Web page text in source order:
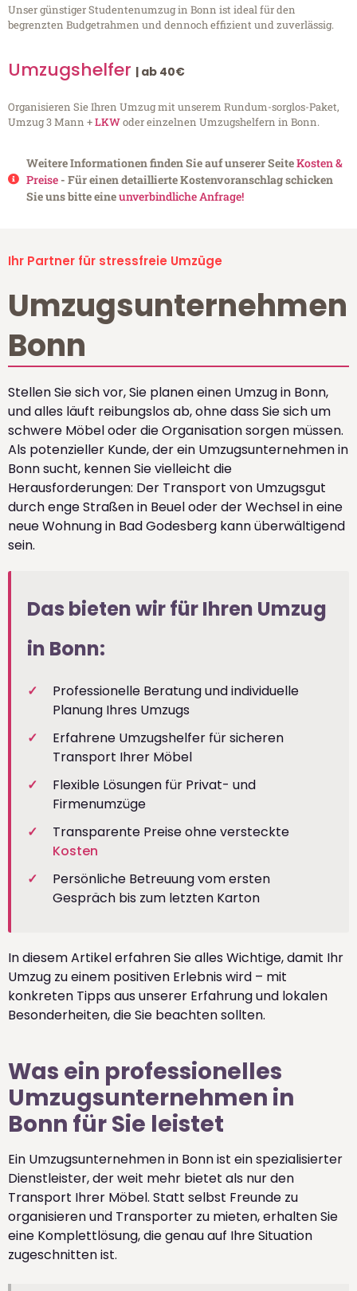
Unser günstiger Studentenumzug in Bonn ist ideal für den
begrenzten Budgetrahmen und dennoch effizient und zuverlässig.
Umzugshelfer | ab 40€
Organisieren Sie Ihren Umzug mit unserem Rundum-sorglos-Paket,
Umzug 3 Mann +LKWoder einzelnen Umzugshelfern in Bonn.
Weitere Informationen finden Sie auf unserer SeiteKosten &
Preise- Für einen detaillierte Kostenvoranschlag schicken
Sie uns bitte eineunverbindliche Anfrage!
Ihr Partner für stressfreie Umzüge
Umzugsunternehmen
Bonn
Stellen Sie sich vor, Sie planen einen Umzug in Bonn,
und alles läuft reibungslos ab, ohne dass Sie sich um
schwere Möbel oder die Organisation sorgen müssen.
Als potenzieller Kunde, der ein Umzugsunternehmen in
Bonn sucht, kennen Sie vielleicht die
Herausforderungen: Der Transport von Umzugsgut
durch enge Straßen in Beuel oder der Wechsel in eine
neue Wohnung in Bad Godesberg kann überwältigend
sein.
Das bieten wir für Ihren Umzug
in Bonn:
Professionelle Beratung und individuelle
Planung Ihres Umzugs
Erfahrene Umzugshelfer für sicheren
Transport Ihrer Möbel
Flexible Lösungen für Privat- und
Firmenumzüge
Transparente Preise ohne versteckte
Kosten
Persönliche Betreuung vom ersten
Gespräch bis zum letzten Karton
In diesem Artikel erfahren Sie alles Wichtige, damit Ihr
Umzug zu einem positiven Erlebnis wird – mit
konkreten Tipps aus unserer Erfahrung und lokalen
Besonderheiten, die Sie beachten sollten.
Was ein professionelles
Umzugsunternehmen in
Bonn für Sie leistet
Ein Umzugsunternehmen in Bonn ist ein spezialisierter
Dienstleister, der weit mehr bietet als nur den
Transport Ihrer Möbel. Statt selbst Freunde zu
organisieren und Transporter zu mieten, erhalten Sie
eine Komplettlösung, die genau auf Ihre Situation
zugeschnitten ist.